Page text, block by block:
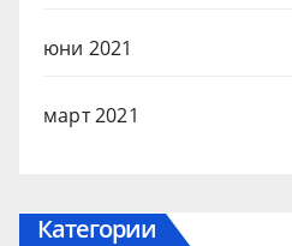
юни 2021
март 2021
Категории